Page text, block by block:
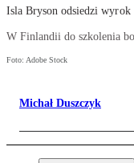
Isla Bryson odsiedzi
W Finlandii do szkolenia
Foto: Adobe Stock
Michał Duszczyk